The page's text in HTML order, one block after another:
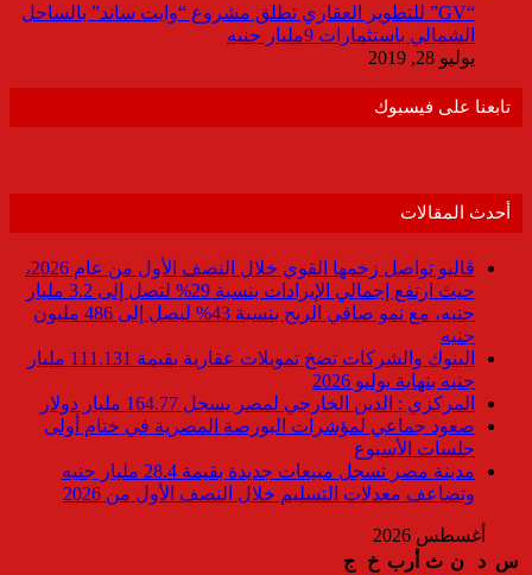
“GV” للتطوير العقاري تطلق مشروع “وايت ساند” بالساحل
الشمالي باستثمارات 9مليار جنيه
يوليو 28, 2019
تابعنا على فيسبوك
أحدث المقالات
ڤاليو تواصل زخمها القوي خلال النصف الأول من عام 2026،
حيث ارتفع إجمالي الإيرادات بنسبة 29% لتصل إلى 3.2 مليار
جنيه، مع نمو صافي الربح بنسبة 43% ليصل إلى 486 مليون
جنيه
البنوك والشركات تضخ تمويلات عقارية بقيمة 111.131 مليار
جنيه بنهاية يوليو 2026
المركزي : الدين الخارجي لمصر يسجل 164.77 مليار دولار
صعود جماعي لمؤشرات البورصة المصرية في ختام أولى
جلسات الأسبوع
مدينة مصر تسجل مبيعات جديدة بقيمة 28.4 مليار جنيه
وتضاعف معدلات التسليم خلال النصف الأول من 2026
أغسطس 2026
س د ن ث أرب خ
ج